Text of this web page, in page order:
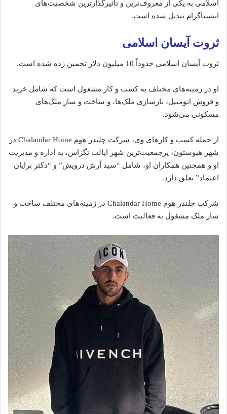
اسلامی به یکی از معروف‌ترین و تأثیرگذارترین شخصیت‌های
اینستاگرام تبدیل شده است.
ثروت آیسان اسلامی
ثروت آیسان اسلامی حدوداً 10 میلیون دلار تخمین زده شده است.
او در زمینه‌های مختلف به کسب و کار مشغول است که شامل خرید
و فروش اتومبیل، بازسازی ملک‌ها، و ساخت و ساز ملک‌های
مسکونی می‌شود.
از جمله کسب و کارهای وی، شرکت چلندر هوم Chalandar Home در
شهر هیوستون، پرجمعیت‌ترین شهر ایالت تگزاس، به اداره و مدیریت
او و همچنین همکاران او، شامل “سید آرش درویش” و “دکتر برایان
اعتماد” تعلق دارد.
شرکت چلندر هوم Chalandar Home در زمینه‌های مختلف ساخت و
ساز ملک مشغول به فعالیت است.